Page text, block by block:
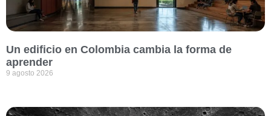
Un edificio en Colombia cambia la forma de
aprender
9 agosto 2026